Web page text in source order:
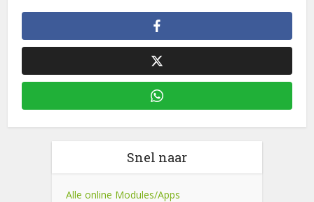
Snel naar
Alle online Modules/Apps